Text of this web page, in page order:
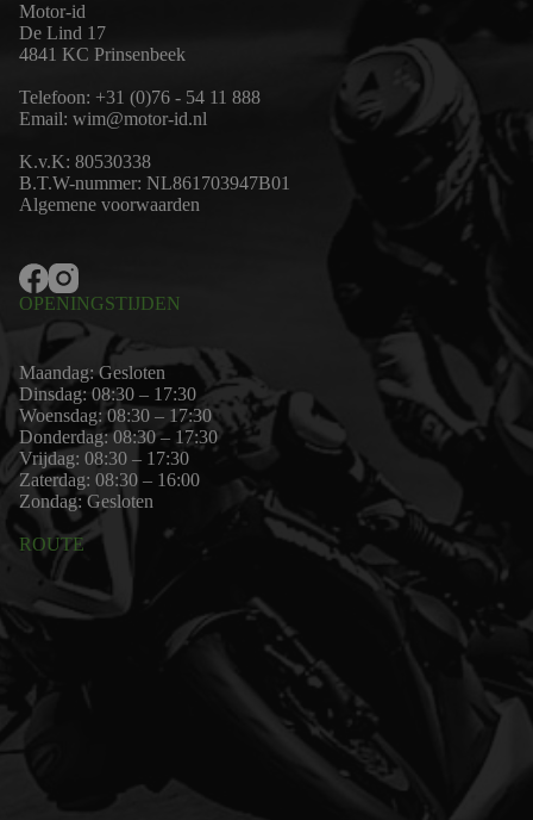
Motor-id
De Lind 17
4841 KC Prinsenbeek
Telefoon: +31 (0)76 - 54 11 888
Email: wim@motor-id.nl
K.v.K: 80530338
B.T.W-nummer: NL861703947B01
Algemene voorwaarden
OPENINGSTIJDEN
Maandag: Gesloten
Dinsdag: 08:30 – 17:30
Woensdag: 08:30 – 17:30
Donderdag: 08:30 – 17:30
Vrijdag: 08:30 – 17:30
Zaterdag: 08:30 – 16:00
Zondag: Gesloten
ROUTE